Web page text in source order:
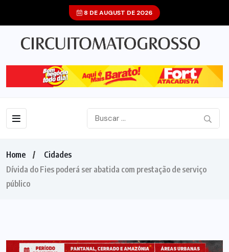
8 DE AUGUST DE 2026
Home
Cidades
Dívida do Fies poderá ser abatida com prestação de serviço
público